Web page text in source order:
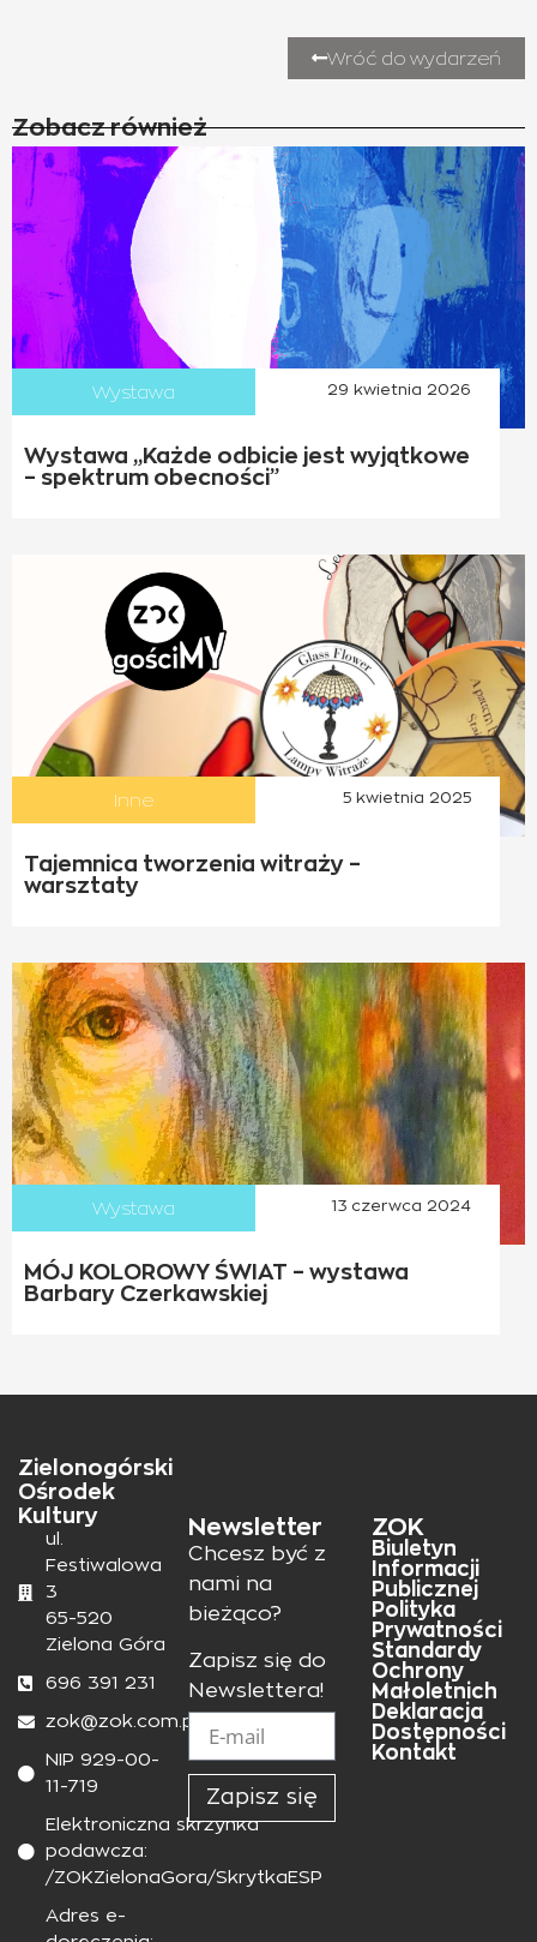
Wróć do wydarzeń
Zobacz również
Wystawa 29 kwietnia 2026
Wystawa „Każde odbicie jest wyjątkowe
– spektrum obecności”
Inne 5 kwietnia 2025
Tajemnica tworzenia witraży –
warsztaty
Wystawa 13 czerwca 2024
MÓJ KOLOROWY ŚWIAT – wystawa
Barbary Czerkawskiej
Zielonogórski
Ośrodek
Kultury
ul.
Festiwalowa
3
65-520
Zielona Góra
696 391 231
zok@zok.com.pl
NIP 929-00-
11-719
Elektroniczna skrzynka
podawcza:
/ZOKZielonaGora/SkrytkaESP
Adres e-
Newsletter
Chcesz być z
nami na
bieżąco?
Zapisz się do
Newslettera!
Zapisz się
ZOK
Biuletyn
Informacji
Publicznej
Polityka
Prywatności
Standardy
Ochrony
Małoletnich
Deklaracja
Dostępności
Kontakt